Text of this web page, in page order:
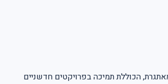
הכוללת תמיכה בפרויקטים חדשניים